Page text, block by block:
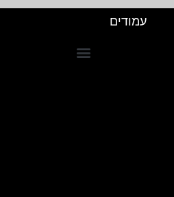
בר
לא
אנש
עמודים